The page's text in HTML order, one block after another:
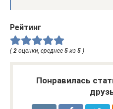
Рейтинг
(2 оценки, среднее 5 из 5 )
Понравилась